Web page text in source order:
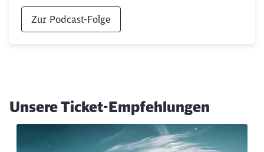
Zur Podcast-Folge
Unsere Ticket-Empfehlungen